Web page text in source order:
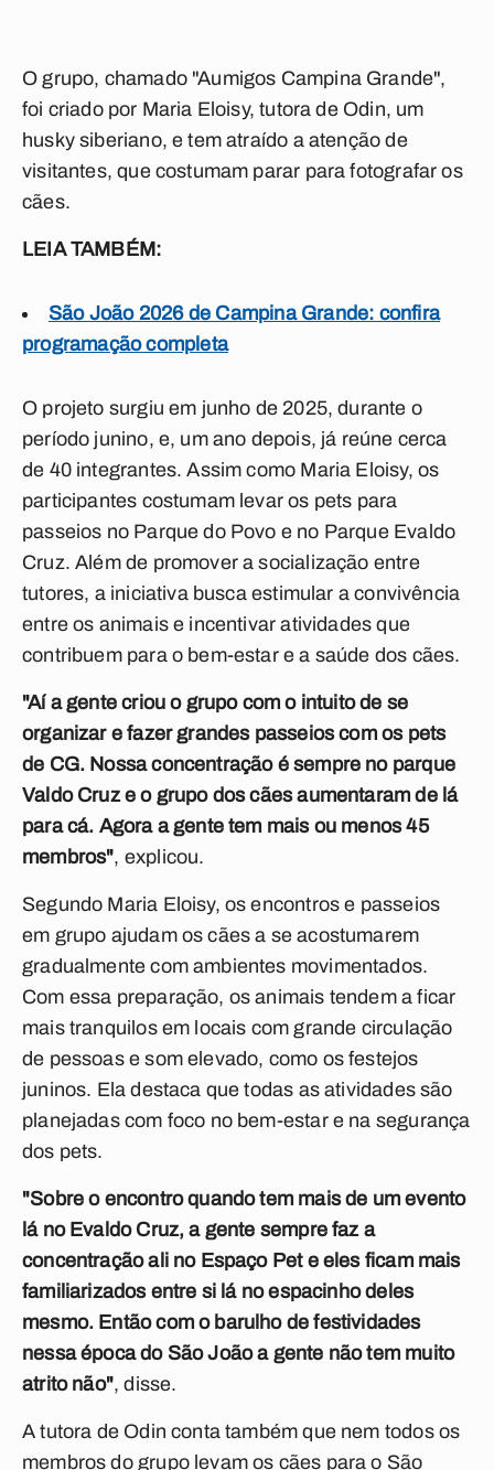
O grupo, chamado "Aumigos Campina Grande",
foi criado por Maria Eloisy, tutora de Odin, um
husky siberiano, e tem atraído a atenção de
visitantes, que costumam parar para fotografar os
cães.
LEIA TAMBÉM:
São João 2026 de Campina Grande: confira
programação completa
O projeto surgiu em junho de 2025, durante o
período junino, e, um ano depois, já reúne cerca
de 40 integrantes. Assim como Maria Eloisy, os
participantes costumam levar os pets para
passeios no Parque do Povo e no Parque Evaldo
Cruz. Além de promover a socialização entre
tutores, a iniciativa busca estimular a convivência
entre os animais e incentivar atividades que
contribuem para o bem-estar e a saúde dos cães.
"Aí a gente criou o grupo com o intuito de se
organizar e fazer grandes passeios com os pets
de CG. Nossa concentração é sempre no parque
Valdo Cruz e o grupo dos cães aumentaram de lá
para cá. Agora a gente tem mais ou menos 45
membros", explicou.
Segundo Maria Eloisy, os encontros e passeios
em grupo ajudam os cães a se acostumarem
gradualmente com ambientes movimentados.
Com essa preparação, os animais tendem a ficar
mais tranquilos em locais com grande circulação
de pessoas e som elevado, como os festejos
juninos. Ela destaca que todas as atividades são
planejadas com foco no bem-estar e na segurança
dos pets.
"Sobre o encontro quando tem mais de um evento
lá no Evaldo Cruz, a gente sempre faz a
concentração ali no Espaço Pet e eles ficam mais
familiarizados entre si lá no espacinho deles
mesmo. Então com o barulho de festividades
nessa época do São João a gente não tem muito
atrito não", disse.
A tutora de Odin conta também que nem todos os
membros do grupo levam os cães para o São